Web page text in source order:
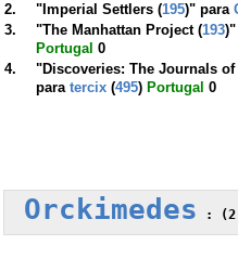
2.
"Imperial Settlers (195)" para
3.
"The Manhattan Project (193
Portugal 0
4.
"Discoveries: The Journals
paratercix (495) Portugal 0
Orckimedes :